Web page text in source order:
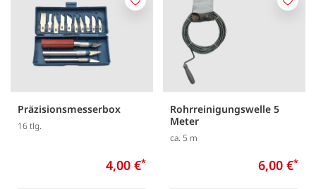
Präzisionsmesserbox
16 tlg.
4,00 €*
Merken
Rohrreinigungswelle 5
Meter
ca. 5 m
6,00 €*